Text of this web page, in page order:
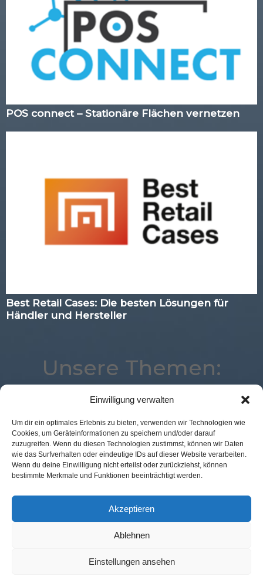
Einwilligung verwalten
Um dir ein optimales Erlebnis zu bieten, verwenden wir Technologien wie
Cookies, um Geräteinformationen zu speichern und/oder darauf
zuzugreifen. Wenn du diesen Technologien zustimmst, können wir Daten
wie das Surfverhalten oder eindeutige IDs auf dieser Website verarbeiten.
Wenn du deine Einwilligung nicht erteilst oder zurückziehst, können
bestimmte Merkmale und Funktionen beeinträchtigt werden.
Akzeptieren
Ablehnen
Einstellungen ansehen
POS connect – Stationäre Flächen vernetzen
Best Retail Cases: Die besten Lösungen für
Händler und Hersteller
Unsere Themen:
Location eCommerce
Best Retail Cases
Marketing
Mobile Payment
Kassenlose Läden
Logistik
Commerce Loyalty
Corona
Analytics
Digital
Künstliche Intelligenz
Advertising
Kontakt Redaktion Impressum Datenschutz